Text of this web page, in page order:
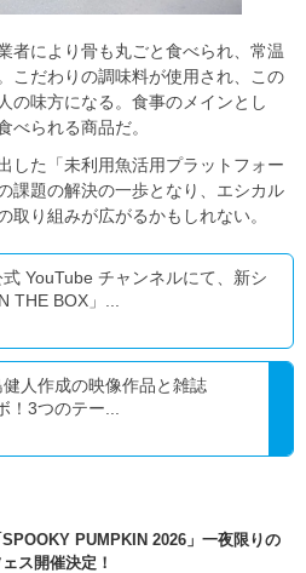
者により骨も丸ごと食べられ、常温
こだわりの調味料が使用され、この
の味方になる。食事のメインとし
べられる商品だ。
した「未利用魚活用プラットフォー
課題の解決の一歩となり、エシカル
取り組みが広がるかもしれない。
YouTube チャンネルにて、新シ
THE BOX」...
人作成の映像作品と雑誌
！3つのテー...
PUMPKIN 2026」一夜限りの
ス開催決定！